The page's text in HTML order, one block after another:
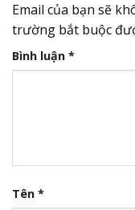
Email của bạn sẽ
trường bắt buộc
Bình luận *
Tên *